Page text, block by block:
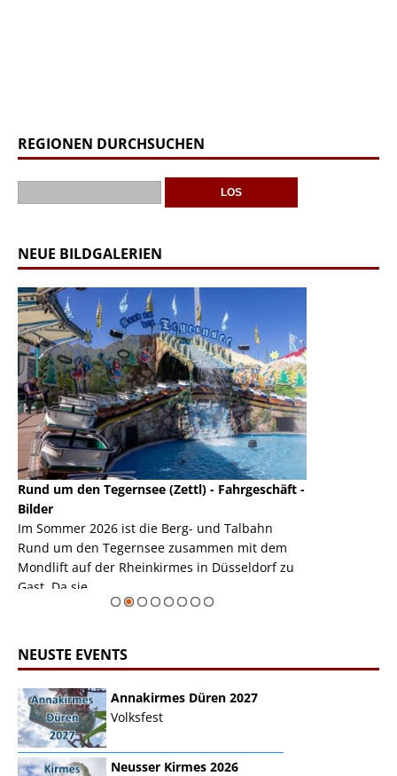
REGIONEN DURCHSUCHEN
NEUE BILDGALERIEN
Rund um den Tegernsee (Zettl) - Fahrgeschäft -
Bilder
Im Sommer 2026 ist die Berg- und Talbahn
Rund um den Tegernsee zusammen mit dem
Mondlift auf der Rheinkirmes in Düsseldorf zu
Gast. Da sie ...
NEUSTE EVENTS
Annakirmes Düren 2027
Volksfest
Neusser Kirmes 2026